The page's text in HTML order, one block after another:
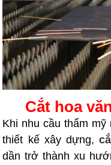
Cắt hoa
Khi nhu cầu thẩm
thiết kế xây dựng,
dần trở thành xu